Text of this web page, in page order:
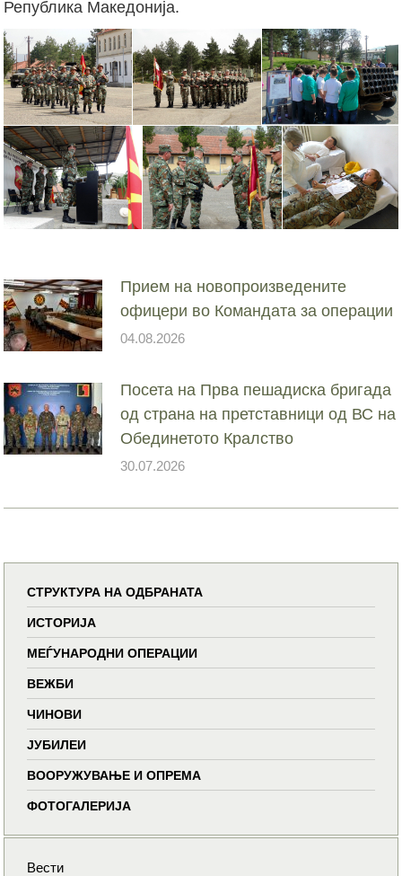
Република Македонија.
Прием на новопроизведените
офицери во Командата за операции
04.08.2026
Посета на Прва пешадиска бригада
од страна на претставници од ВС на
Обединетото Кралство
30.07.2026
СТРУКТУРА НА ОДБРАНАТА
ИСТОРИЈА
МЕЃУНАРОДНИ ОПЕРАЦИИ
ВЕЖБИ
ЧИНОВИ
ЈУБИЛЕИ
ВООРУЖУВАЊЕ И ОПРЕМА
ФОТОГАЛЕРИЈА
Вести